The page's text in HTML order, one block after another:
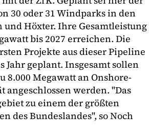
30 oder 31 Windparks in den
und Höxter. Ihre Gesamtleistung
bis 2027 erreichen. Die
Projekte aus dieser Pipeline
Jahr geplant. Insgesamt sollen
8.000 Megawatt an Onshore-
werden. "Das
zu einem der größten
des Bundeslandes", so Noch